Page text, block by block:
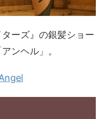
ターズ』の銀髪ショー
ンヘル」。